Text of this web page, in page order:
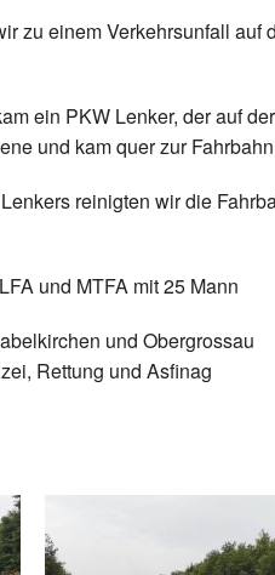
zu einem Verkehrsunfall
ein PKW Lenker, der auf
und kam quer zur
reinigten wir die
und MTFA mit 25 Mann
und Obergrossau
Rettung und Asfinag